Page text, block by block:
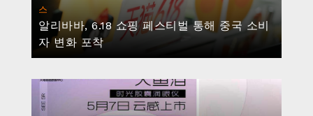
스
알리바바, 6.18 쇼핑 페스티벌 통해 중국 소비
자 변화 포착